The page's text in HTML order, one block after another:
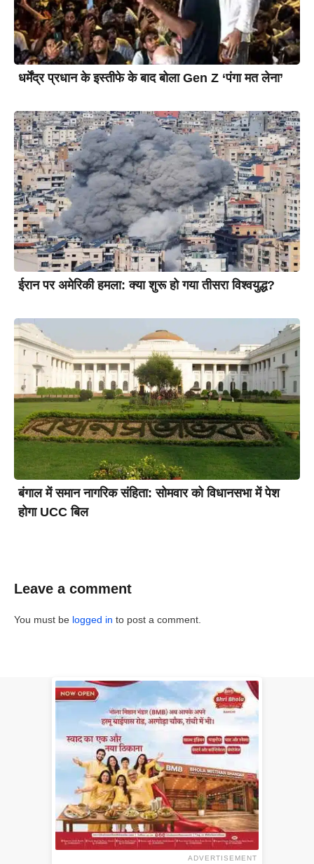
धर्मेंद्र प्रधान के इस्तीफे के बाद बोला Gen Z ‘पंगा मत लेना’
ईरान पर अमेरिकी हमला: क्या शुरू हो गया तीसरा विश्वयुद्ध?
बंगाल में समान नागरिक संहिता: सोमवार को विधानसभा में पेश
होगा UCC बिल
Leave a comment
You must be logged in to post a comment.
ADVERTISEMENT